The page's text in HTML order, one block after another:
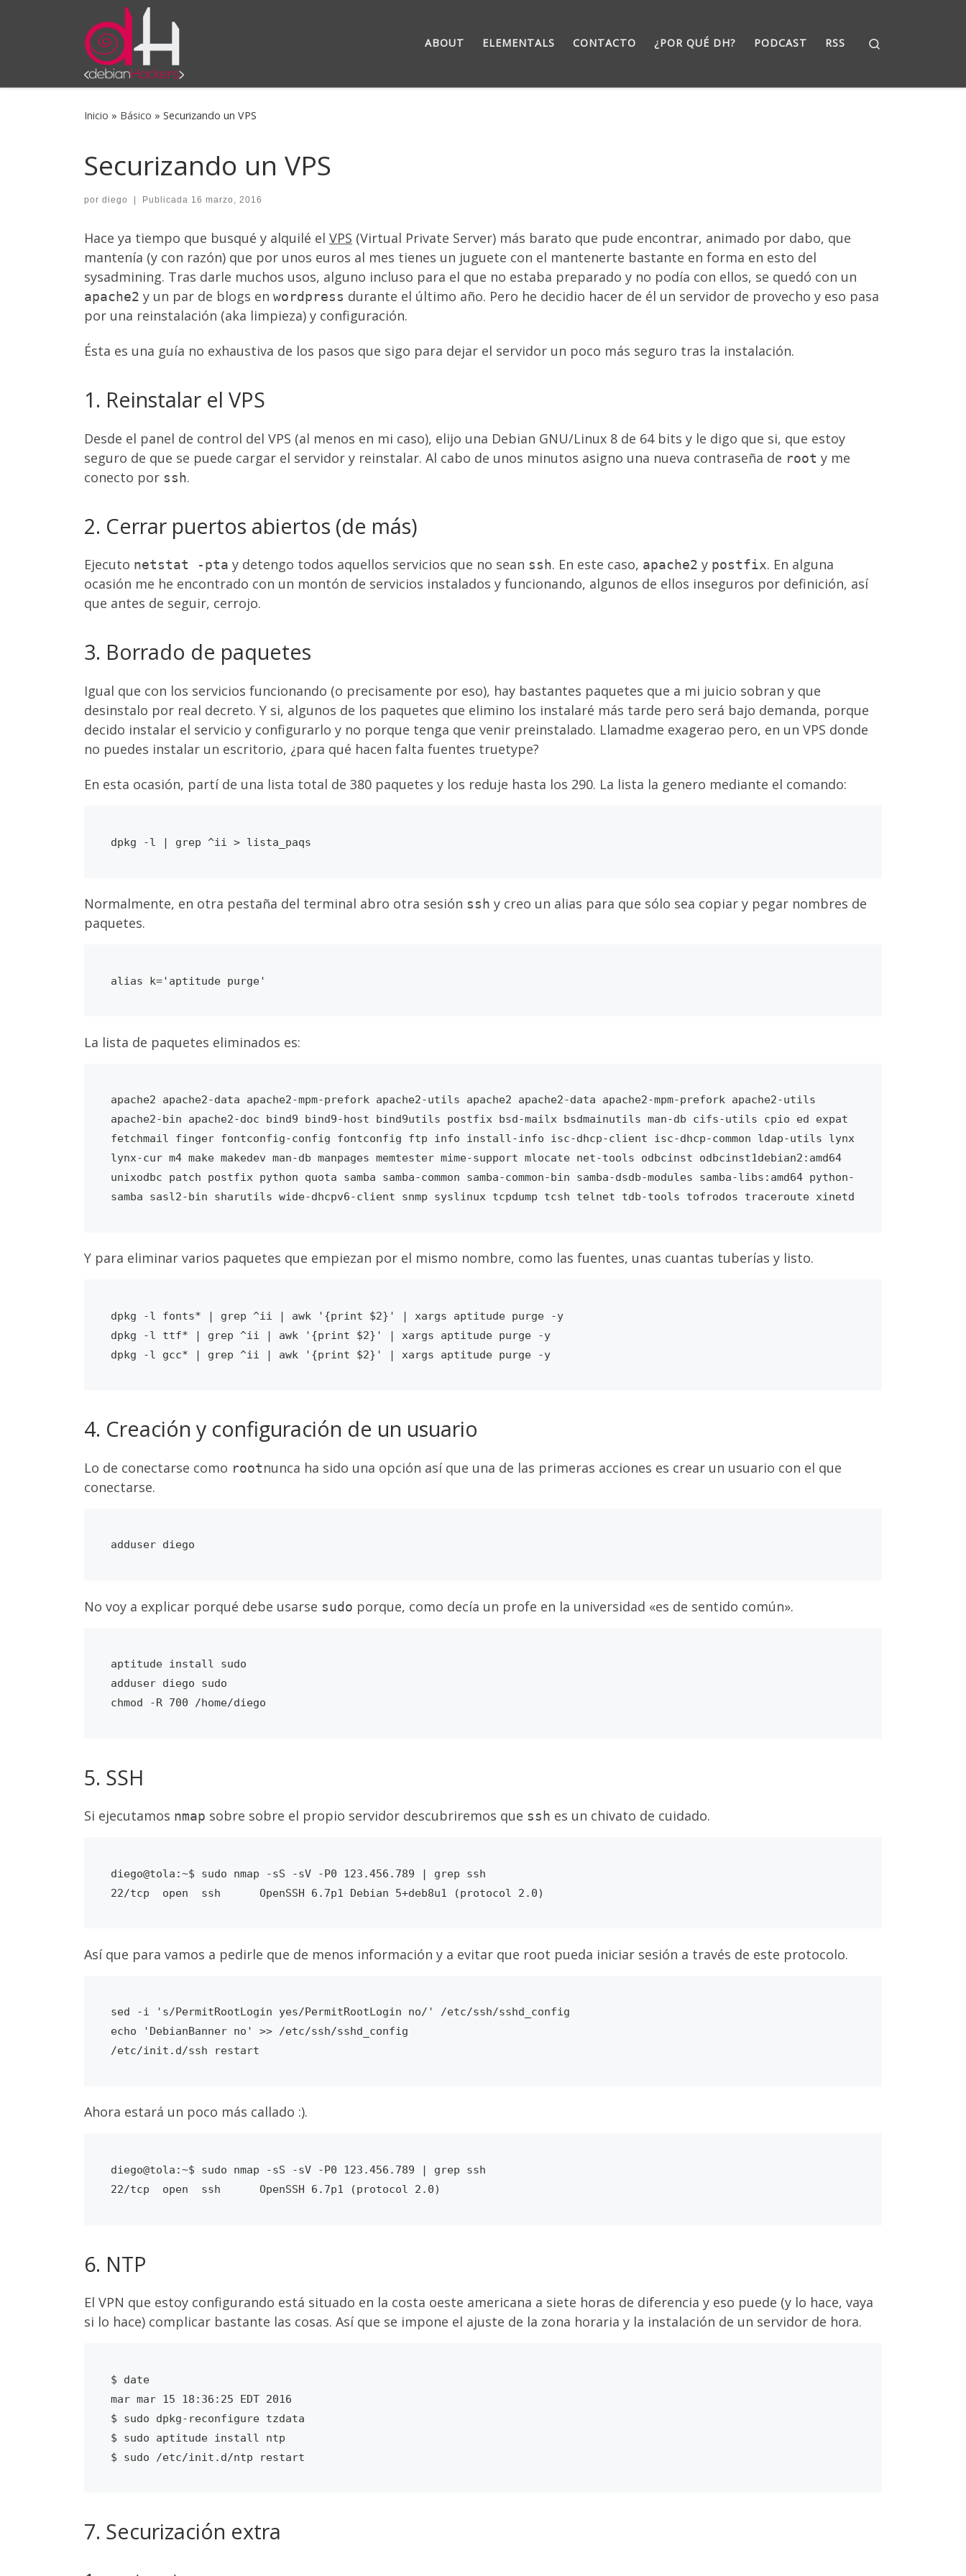
Saltar al contenido
ABOUT ELEMENTALS CONTACTO ¿POR QUÉ DH? PODCAST RSS
Inicio » Básico » Securizando un VPS
Securizando un VPS
por diego Publicada 16 marzo, 2016
Hace ya tiempo que busqué y alquilé el VPS (Virtual Private Server) más barato que pude encontrar, animado por dabo, que
mantenía (y con razón) que por unos euros al mes tienes un juguete con el mantenerte bastante en forma en esto del
sysadmining. Tras darle muchos usos, alguno incluso para el que no estaba preparado y no podía con ellos, se quedó con un
apache2 y un par de blogs en wordpress durante el último año. Pero he decidio hacer de él un servidor de provecho y eso pasa
por una reinstalación (aka limpieza) y configuración.
Ésta es una guía no exhaustiva de los pasos que sigo para dejar el servidor un poco más seguro tras la instalación.
1. Reinstalar el VPS
Desde el panel de control del VPS (al menos en mi caso), elijo una Debian GNU/Linux 8 de 64 bits y le digo que si, que estoy
seguro de que se puede cargar el servidor y reinstalar. Al cabo de unos minutos asigno una nueva contraseña de root y me
conecto por ssh.
2. Cerrar puertos abiertos (de más)
Ejecuto netstat -pta y detengo todos aquellos servicios que no sean ssh. En este caso, apache2 y postfix. En alguna
ocasión me he encontrado con un montón de servicios instalados y funcionando, algunos de ellos inseguros por definición, así
que antes de seguir, cerrojo.
3. Borrado de paquetes
Igual que con los servicios funcionando (o precisamente por eso), hay bastantes paquetes que a mi juicio sobran y que
desinstalo por real decreto. Y si, algunos de los paquetes que elimino los instalaré más tarde pero será bajo demanda, porque
decido instalar el servicio y configurarlo y no porque tenga que venir preinstalado. Llamadme exagerao pero, en un VPS donde
no puedes instalar un escritorio, ¿para qué hacen falta fuentes truetype?
En esta ocasión, partí de una lista total de 380 paquetes y los reduje hasta los 290. La lista la genero mediante el comando:
Normalmente, en otra pestaña del terminal abro otra sesión ssh y creo un alias para que sólo sea copiar y pegar nombres de
paquetes.
La lista de paquetes eliminados es:
apache2 apache2-data apache2-mpm-prefork apache2-utils apache2 apache2-data apache2-mpm-prefork apache2-utils
apache2-bin apache2-doc bind9 bind9-host bind9utils postfix bsd-mailx bsdmainutils man-db cifs-utils cpio ed expat
fetchmail finger fontconfig-config fontconfig ftp info install-info isc-dhcp-client isc-dhcp-common ldap-utils lynx
lynx-cur m4 make makedev man-db manpages memtester mime-support mlocate net-tools odbcinst odbcinst1debian2:amd64
unixodbc patch postfix python quota samba samba-common samba-common-bin samba-dsdb-modules samba-libs:amd64 python-
Y para eliminar varios paquetes que empiezan por el mismo nombre, como las fuentes, unas cuantas tuberías y listo.
dpkg -l fonts* | grep ^ii | awk '{print $2}' | xargs aptitude purge -y
dpkg -l ttf* | grep ^ii | awk '{print $2}' | xargs aptitude purge -y
dpkg -l gcc* | grep ^ii | awk '{print $2}' | xargs aptitude purge -y
4. Creación y configuración de un usuario
Lo de conectarse como rootnunca ha sido una opción así que una de las primeras acciones es crear un usuario con el que
conectarse.
No voy a explicar porqué debe usarse sudo porque, como decía un profe en la universidad «es de sentido común».
aptitude install sudo
adduser diego sudo
5. SSH
Si ejecutamos nmap sobre sobre el propio servidor descubriremos que ssh es un chivato de cuidado.
diego@tola:~$ sudo nmap -sS -sV -P0 123.456.789 | grep ssh
Así que para vamos a pedirle que de menos información y a evitar que root pueda iniciar sesión a través de este protocolo.
sed -i 's/PermitRootLogin yes/PermitRootLogin no/' /etc/ssh/sshd_config
echo 'DebianBanner no' >> /etc/ssh/sshd_config
Ahora estará un poco más callado :).
diego@tola:~$ sudo nmap -sS -sV -P0 123.456.789 | grep ssh
6. NTP
El VPN que estoy configurando está situado en la costa oeste americana a siete horas de diferencia y eso puede (y lo hace, vaya
si lo hace) complicar bastante las cosas. Así que se impone el ajuste de la zona horaria y la instalación de un servidor de hora.
$ date
mar mar 15 18:36:25 EDT 2016
$ sudo dpkg-reconfigure tzdata
$ sudo aptitude install ntp
7. Securización extra